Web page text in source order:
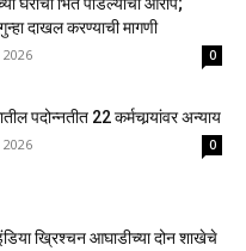
घराची भिंत पाडल्याचा आरोप;
दाखल करण्याची मागणी
0
पदोन्नतीत 22 कर्मचार्‍यांवर अन्याय
0
ख्रिश्चन आघाडीच्या दोन शाखेचे